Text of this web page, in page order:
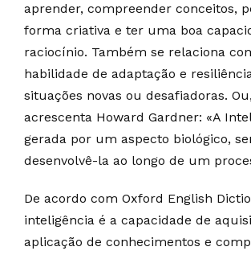
aprender, compreender conceitos,
forma criativa e ter uma boa
raciocínio. Também se relaciona
habilidade de adaptação e
situações novas ou desafiadoras.
acrescenta Howard Gardner: «A
gerada por um aspecto biológico,
desenvolvê-la ao longo de um
De acordo com Oxford English
inteligência é a capacidade de
aplicação de conhecimentos e